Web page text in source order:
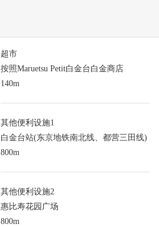
超市
按照Maruetsu Petit白金台白金商店
140m
其他便利设施1
白金台站(东京地铁南北线、都营三田线)
800m
其他便利设施2
惠比寿花园广场
800m